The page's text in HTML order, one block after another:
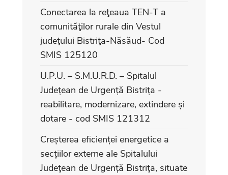
Conectarea la reţeaua TEN-T a
comunităţilor rurale din Vestul
judeţului Bistriţa-Năsăud- Cod
SMIS 125120
U.P.U. – S.M.U.R.D. – Spitalul
Județean de Urgență Bistrița -
reabilitare, modernizare, extindere și
dotare - cod SMIS 121312
Creșterea eficienței energetice a
secțiilor externe ale Spitalului
Judeţean de Urgență Bistriţa, situate